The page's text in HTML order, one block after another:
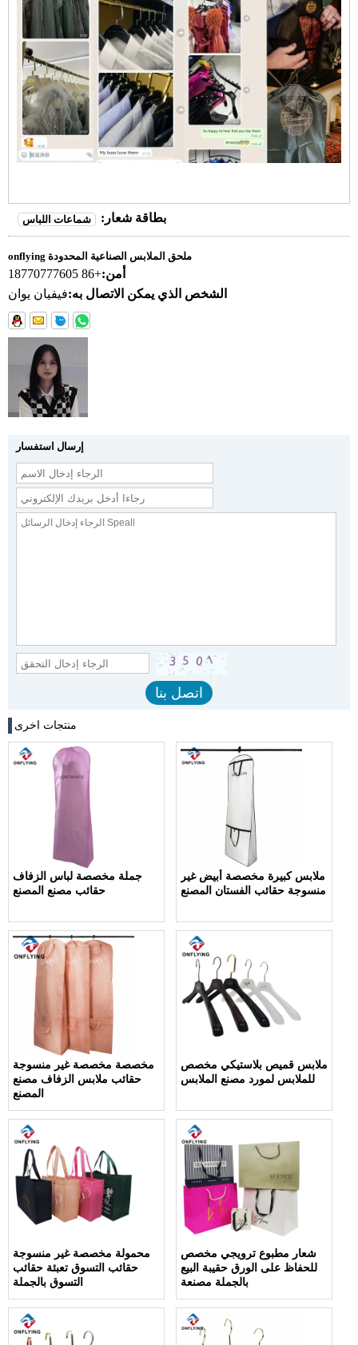
بطاقة شعار: شماعات اللباس
onflying ملحق الملابس الصناعية المحدودة
أمن:+86 18770777605
الشخص الذي يمكن الاتصال به:فيفيان يوان
إرسال استفسار
منتجات اخرى
جملة مخصصة لباس الزفاف
حقائب مصنع المصنع
ملابس كبيرة مخصصة أبيض غير
منسوجة حقائب الفستان المصنع
مخصصة مخصصة غير منسوجة
حقائب ملابس الزفاف مصنع
المصنع
ملابس قميص بلاستيكي مخصص
للملابس لمورد مصنع الملابس
محمولة مخصصة غير منسوجة
حقائب التسوق تعبئة حقائب
التسوق بالجملة
شعار مطبوع ترويجي مخصص
للحفاظ على الورق حقيبة البيع
بالجملة مصنعة